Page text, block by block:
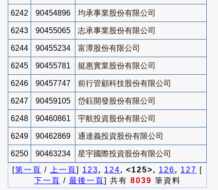
6242 90454896 均承事業股份有限公司
6243 90455065 志承事業股份有限公司
6244 90455234 富潭股份有限公司
6245 90455781 挺惠實業股份有限公司
6246 90457747 前行管顧科技股份有限公司
6247 90459105 岱鈺開發股份有限公司
6248 90460861 宇航投資股份有限公司
6249 90462869 通達義投資股份有限公司
6250 90463234
星宇國際投資股份有限公司
[第一頁 / 上一頁] 123, 124, <125>, 126, 127 [
下一頁 / 最後一頁] 共有 8039 筆資料